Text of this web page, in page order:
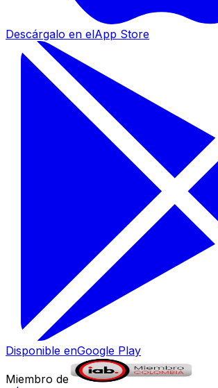
Descárgalo en elApp Store
Disponible enGoogle Play
Miembro de